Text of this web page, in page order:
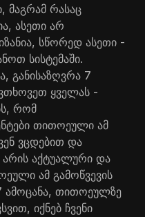
მაგრამ რასაც
ასეთი არ
სწორედ ასეთი -
სისტემაში.
განისაზღვრა 7
ვთხოვეთ ყველას -
რომ
თითოეული ამ
ვცდებით და
აქტუალური და
ამ გამოწვევის
ამოცანა, თითოეულზე
იქნებ ჩვენი